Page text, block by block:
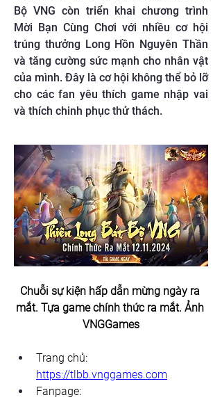
Bộ VNG còn triển khai chương trình
Mời Bạn Cùng Chơi với nhiều cơ hội
trúng thưởng Long Hồn Nguyên Thần
và tăng cường sức mạnh cho nhân vật
của mình. Đây là cơ hội không thể bỏ lỡ
cho các fan yêu thích game nhập vai
và thích chinh phục thử thách.
Chuỗi sự kiện hấp dẫn mừng ngày ra
mắt. Tựa game chính thức ra mắt. Ảnh
VNGGames
Trang chủ:
https://tlbb.vnggames.com
Fanpage: